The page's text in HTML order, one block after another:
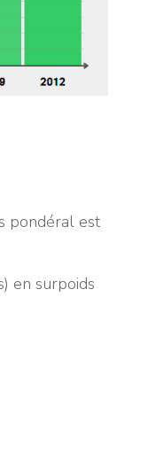
pondéral est
en surpoids